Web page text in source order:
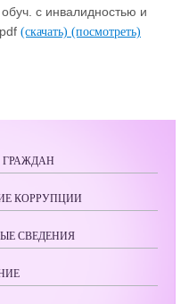
с инвалидностью и
(скачать) (посмотреть)
КОРРУПЦИИ
СВЕДЕНИЯ